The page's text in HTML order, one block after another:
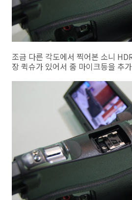
조금 다른 각도에서 찍어본 소니
장 퀵슈가 있어서 줌 마이크등을 추